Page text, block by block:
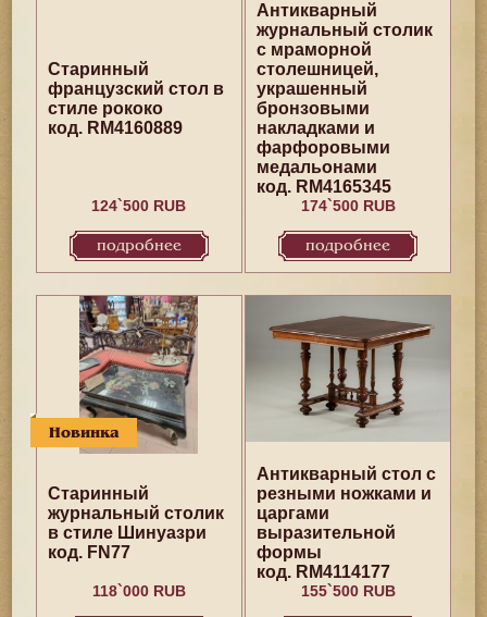
Старинный
французский стол в
стиле рококо
код. RM4160889
124`500 RUB
подробнее
Антикварный
журнальный столик
с мраморной
столешницей,
украшенный
бронзовыми
накладками и
фарфоровыми
медальонами
код. RM4165345
174`500 RUB
подробнее
Новинка
Старинный
журнальный столик
в стиле Шинуазри
код. FN77
118`000 RUB
Антикварный стол с
резными ножками и
царгами
выразительной
формы
код. RM4114177
155`500 RUB